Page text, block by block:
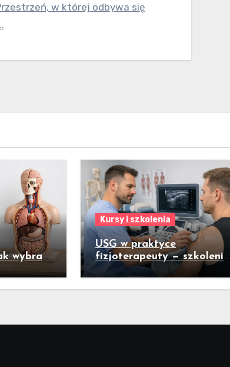
w której odbywa się
wybrać
Kursy i szkolenia
USG w praktyce
fizjoterapeuty — szkolenia
skoncentrowane na
praktycznym badaniu